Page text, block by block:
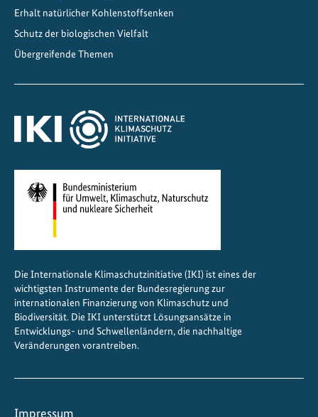
Erhalt natürlicher Kohlenstoffsenken
Schutz der biologischen Vielfalt
Übergreifende Themen
Die Internationale Klimaschutzinitiative (IKI) ist eines der
wichtigsten Instrumente der Bundesregierung zur
internationalen Finanzierung von Klimaschutz und
Biodiversität. Die IKI unterstützt Lösungsansätze in
Entwicklungs- und Schwellenländern, die nachhaltige
Veränderungen vorantreiben.
Impressum